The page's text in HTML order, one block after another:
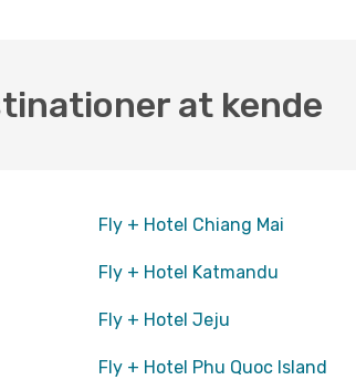
at kende
Fly + Hotel Chiang Mai
Fly + Hotel Katmandu
Fly + Hotel Jeju
Fly + Hotel Phu Quoc Island